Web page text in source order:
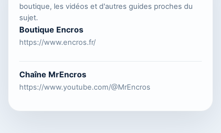
boutique, les vidéos et d'autres guides proches du
sujet.
Boutique Encros
https://www.encros.fr/
Chaîne MrEncros
https://www.youtube.com/@MrEncros